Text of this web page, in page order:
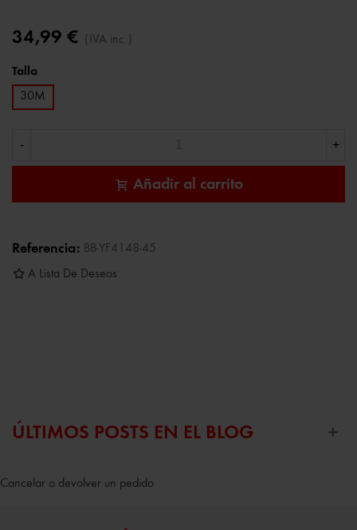
34,99 € (IVA inc.)
Talla
30M
- +
Añadir al carrito
Referencia: BB-YF4148-45
A Lista De Deseos
ÚLTIMOS POSTS EN EL BLOG
Cancelar o devolver un pedido